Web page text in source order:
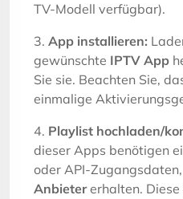
TV-Modell verfügbar).
3. App installieren:
gewünschte IPTV App
Sie sie. Beachten Sie,
einmalige
4. Playlist hochladen/
dieser Apps benötigen
oder API-
Anbietererhalten.